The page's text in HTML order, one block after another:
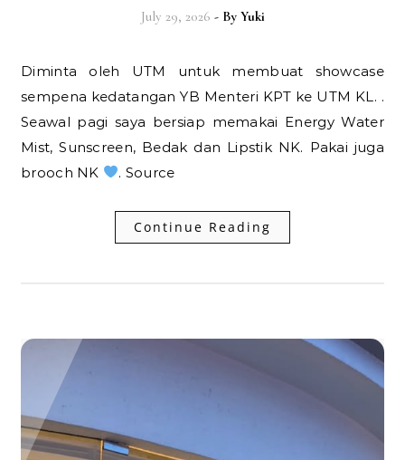
July 29, 2026 - By Yuki
Diminta oleh UTM untuk membuat showcase
sempena kedatangan YB Menteri KPT ke UTM KL. .
Seawal pagi saya bersiap memakai Energy Water
Mist, Sunscreen, Bedak dan Lipstik NK. Pakai juga
brooch NK
. Source
Continue Reading